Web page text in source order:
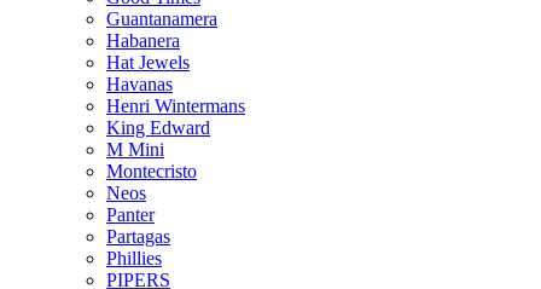
Guantanamera
Habanera
Hat Jewels
Havanas
Henri Wintermans
King Edward
M Mini
Montecristo
Neos
Panter
Partagas
Phillies
PIPERS